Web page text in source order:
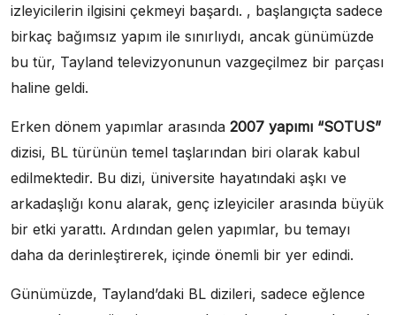
izleyicilerin ilgisini çekmeyi başardı. , başlangıçta sadece
birkaç bağımsız yapım ile sınırlıydı, ancak günümüzde
bu tür, Tayland televizyonunun vazgeçilmez bir parçası
haline geldi.
Erken dönem yapımlar arasında 2007 yapımı “SOTUS”
dizisi, BL türünün temel taşlarından biri olarak kabul
edilmektedir. Bu dizi, üniversite hayatındaki aşkı ve
arkadaşlığı konu alarak, genç izleyiciler arasında büyük
bir etki yarattı. Ardından gelen yapımlar, bu temayı
daha da derinleştirerek, içinde önemli bir yer edindi.
Günümüzde, Tayland’daki BL dizileri, sadece eğlence